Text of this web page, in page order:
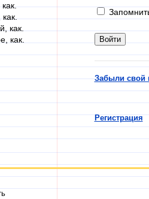
как.
как.
Забыли свой
Регистрация